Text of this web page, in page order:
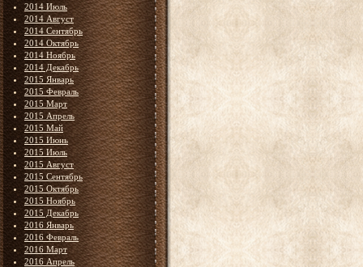
2014 Июль
2014 Август
2014 Сентябрь
2014 Октябрь
2014 Ноябрь
2014 Декабрь
2015 Январь
2015 Февраль
2015 Март
2015 Апрель
2015 Май
2015 Июнь
2015 Июль
2015 Август
2015 Сентябрь
2015 Октябрь
2015 Ноябрь
2015 Декабрь
2016 Январь
2016 Февраль
2016 Март
2016 Апрель